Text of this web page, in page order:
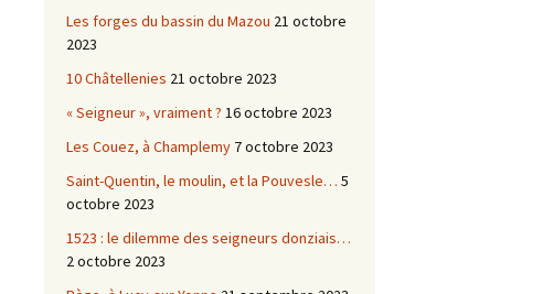
Les forges du bassin du Mazou 21 octobre
2023
10 Châtellenies 21 octobre 2023
« Seigneur », vraiment ? 16 octobre 2023
Les Couez, à Champlemy 7 octobre 2023
Saint-Quentin, le moulin, et la Pouvesle… 5
octobre 2023
1523 : le dilemme des seigneurs donziais…
2 octobre 2023